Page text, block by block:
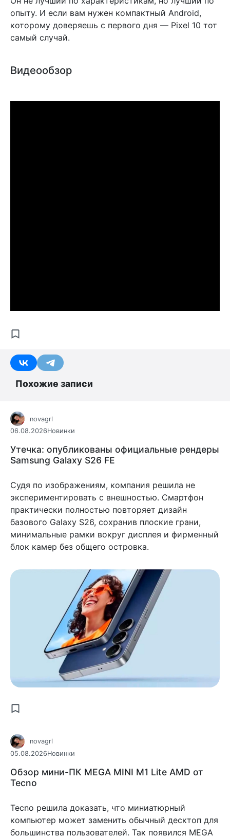
опыту. И если вам нужен компактный Android,
которому доверяешь с первого дня — Pixel 10 тот
самый случай.
Видеообзор
Похожие записи
novagrl
06.08.2026Новинки
Утечка: опубликованы официальные рендеры
Samsung Galaxy S26 FE
Судя по изображениям, компания решила не
экспериментировать с внешностью. Смартфон
практически полностью повторяет дизайн
базового Galaxy S26, сохранив плоские грани,
минимальные рамки вокруг дисплея и фирменный
блок камер без общего островка.
novagrl
05.08.2026Новинки
Обзор мини-ПК MEGA MINI M1 Lite AMD от
Tecno
Tecno решила доказать, что миниатюрный
компьютер может заменить обычный десктоп для
большинства пользователей. Так появился MEGA